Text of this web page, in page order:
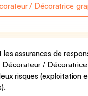
/ Décoratrice
les assurances de
Décorateur /
risques (exploitation